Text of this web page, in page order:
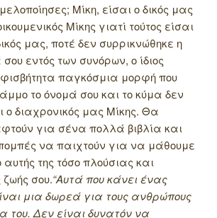
Μίκη, είσαι ο δικός μας
Μίκης γιατί τούτος είσαι
μας, ποτέ δεν συρρικνώθηκε η
εντός των συνόρων, ο ίδιος
παγκόσμια μορφή που
το όνομά σου και το κύμα δεν
ο διαχρονικός μας Μίκης. Θα
για σένα πολλά βιβλία και
να παιχτούν για να μάθουμε
της τόσο πλούσιας και
σου.“Αυτά που κάνει ένας
μια δωρεά για τους ανθρώπους
του. Δεν είναι δυνατόν να